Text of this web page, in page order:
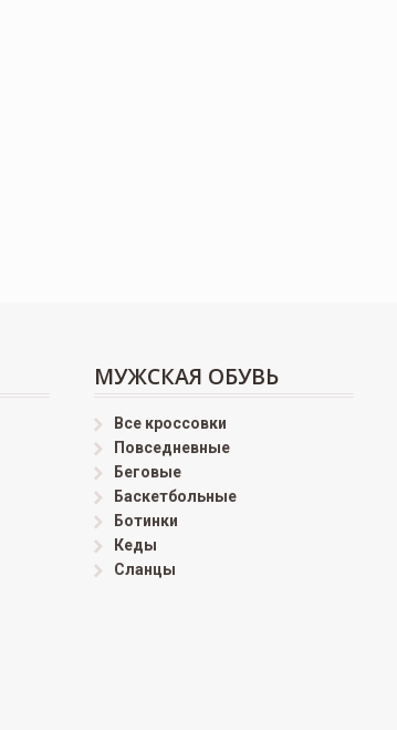
МУЖСКАЯ ОБУВЬ
Все кроссовки
Повседневные
Беговые
Баскетбольные
Ботинки
Кеды
Сланцы